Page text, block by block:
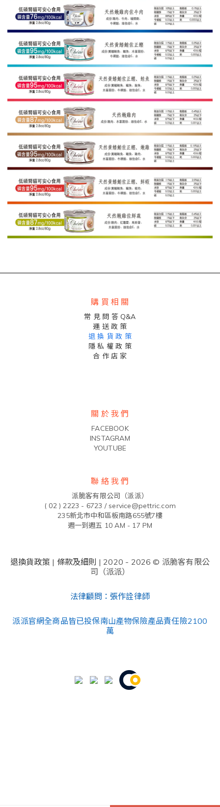
購 買 相 關
常 見 問 答 Q&A
運 送 政 策
退 換 貨 政 策
隱 私 權 政 策
合 作 店 家
關 於 我 們
FACEBOOK
INSTAGRAM
YOUTUBE
聯 絡 我 們
派脆客有限公司（派派）
( 02 ) 2223 - 6723 / service@pettric.com
235新北市中和區板南路655號7樓
週一到週五 10 AM - 17 PM
退換貨政策 | 條款及細則 | 2020 - 2026 © 派脆客有限公
司（派派）
法律顧問：張作詮律師
派派官網全商品皆已投保南山產物保險產品責任險2100
萬